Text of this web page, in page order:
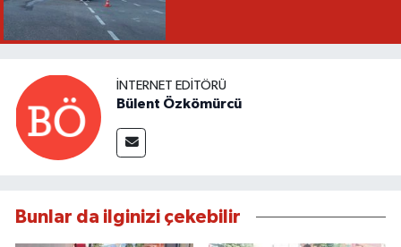
İNTERNET EDITÖRÜ
Bülent Özkömürcü
Bunlar da ilginizi çekebilir